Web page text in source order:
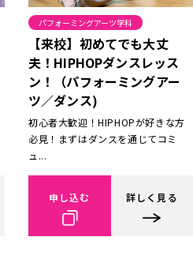
パフォーミングアーツ学科
【来校】初めてでも大丈
夫！HIPHOPダンスレッス
ン！（パフォーミングアー
ツ／ダンス)
初心者大歓迎！HIPHOPが好きな方
必見！まずはダンスを通じてコミ
ュ...
申し込む 詳しく見る